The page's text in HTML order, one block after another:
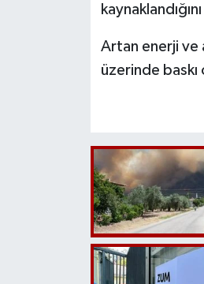
Artan enerji ve
üzerinde